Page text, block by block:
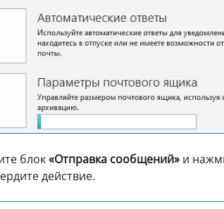
блок«Отправка сообщений» и
действие.